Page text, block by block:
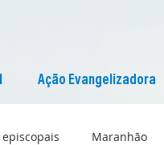
Ação Evangelizadora
episcopais Maranhão